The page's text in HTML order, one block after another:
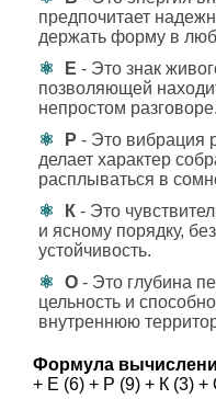
предпочитает
держать форму в
Е - Это знак
позволяющей
непростом разговоре.
Р - Это вибрация
делает характер
расплываться в
К - Это
и ясному порядку,
устойчивость.
О - Это глубина
цельность и
внутреннюю
Формула
+ Е (6) + Р (9) + К (3) +